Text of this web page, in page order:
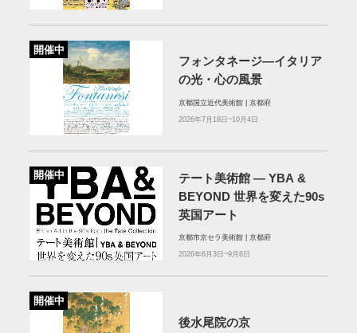
開催中
フォンタネージ—イタリア
の光・心の風景
京都国立近代美術館 | 京都府
2026年7月18日~10月4日
開催中
テート美術館 ― YBA &
BEYOND 世界を変えた90s
英国アート
京都市京セラ美術館 | 京都府
2026年6月3日~9月6日
開催中
後水尾院の京